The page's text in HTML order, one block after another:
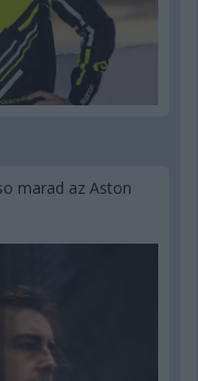
marad az Aston